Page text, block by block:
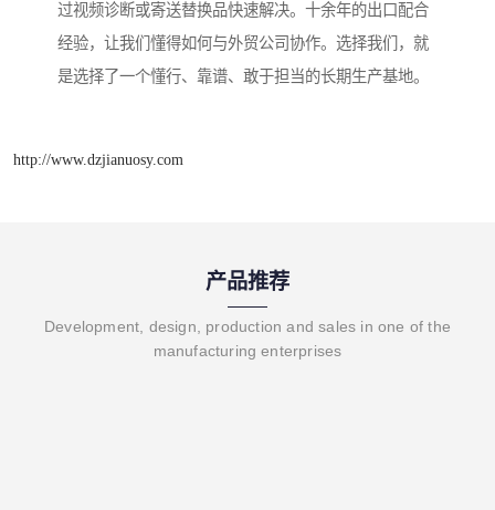
过视频诊断或寄送替换品快速解决。十余年的出口配合
经验，让我们懂得如何与外贸公司协作。选择我们，就
是选择了一个懂行、靠谱、敢于担当的长期生产基地。
http://www.dzjianuosy.com
产品推荐
Development, design, production and sales in one of the
manufacturing enterprises